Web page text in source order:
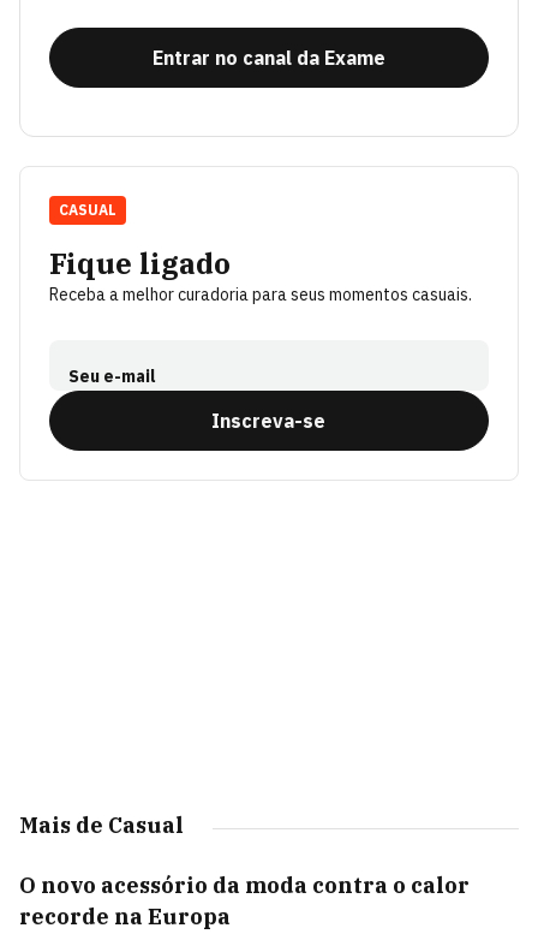
Entrar no canal da Exame
Fique ligado
Receba a melhor curadoria para seus momentos casuais.
Seu e-mail
Inscreva-se
CASUAL
Mais de Casual
O novo acessório da moda contra o calor
recorde na Europa